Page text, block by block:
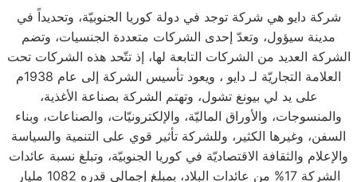
شركة دايو هي شركة توجد في دولة كوريا الجنوبيّة، وتحديداً في
مدينة سيؤول، وتعدّ إحدى الشركات متعددة الجنسيات، وتضم
الشركة العديد من الشركات التابعة لها، إذ تتّحد هذه الشركات تحت
العلامة التجاريّة لـ دايو ، ويعود تأسيس الشركة إلى عام 1938م
على يد لي بيونغ تشول، وتهتم الشركة بصناعة الأغذية،
والمنسوجات، والأوراق الماليّة، والإلكترونيّات، والصناعات، وبناء
السفن، وغيرها الكثير، وللشركة تأثير قوي على التنمية والسياسة
والإعلام والثقافة الاقتصاديّة في كوريا الجنوبيّة، وتبلغ نسبة عائدات
الشركة 17% من عائدات البلاد، بمبلغ إجمالي قدره 1082 مليار